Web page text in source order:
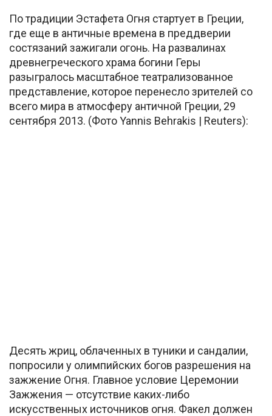
По традиции Эстафета Огня стартует в Греции,
где еще в античные времена в преддверии
состязаний зажигали огонь. На развалинах
древнегреческого храма богини Геры
разыгралось масштабное театрализованное
представление, которое перенесло зрителей со
всего мира в атмосферу античной Греции, 29
сентября 2013. (Фото Yannis Behrakis | Reuters):
Десять жриц, облаченных в туники и сандалии,
попросили у олимпийских богов разрешения на
зажжение Огня. Главное условие Церемонии
Зажжения — отсутствие каких-либо
искусственных источников огня. Факел должен